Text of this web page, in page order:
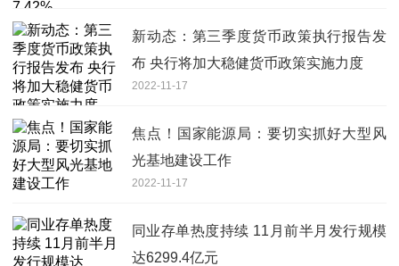
新动态：第三季度货币政策执行报告发
布 央行将加大稳健货币政策实施力度
2022-11-17
焦点！国家能源局：要切实抓好大型风
光基地建设工作
2022-11-17
同业存单热度持续 11月前半月发行规模
达6299.4亿元